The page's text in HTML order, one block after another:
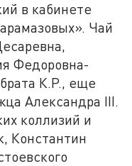
в кабинете
Чай
Федоровна-
К.Р., еще
Александра III.
коллизий и
Константин